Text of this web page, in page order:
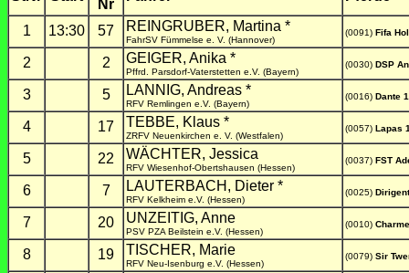
Nr
1 13:30 57 REINGRUBER, Martina *
FahrSV Fümmelse e. V. (Hannover)
(0091) Fifa
2 2 GEIGER, Anika *
Pffrd. Parsdorf-Vaterstetten e.V. (Bayern)
(0030) DSP
3 5 LANNIG, Andreas *
RFV Remlingen e.V. (Bayern)
(0016) Dante
4 17 TEBBE, Klaus *
ZRFV Neuenkirchen e. V. (Westfalen)
(0057) Lapas
5 22 WÄCHTER, Jessica
RFV Wiesenhof-Obertshausen (Hessen)
(0037) FST
6 7 LAUTERBACH, Dieter *
RFV Kelkheim e.V. (Hessen)
(0025)
7 20 UNZEITIG, Anne
PSV PZA Beilstein e.V. (Hessen)
(0010)
8 19 TISCHER, Marie
RFV Neu-Isenburg e.V. (Hessen)
(0079) Sir